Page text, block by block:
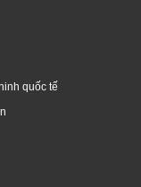
quốc tế